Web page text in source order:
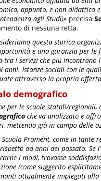
appunto, e non didattica
agli Studi)» precisa
di nessuna retta.
questa storica
e una garanzia per le
tra i servizi che più incontrano
anni. Istanze sociali con le
attraverso la propria offerta
demografico
per le scuole statali/
che va analizzato e
mettendo già in campo delle
Scuola Proment, come in tante
ad anni del passato. Se
i modi, trovasse
(come suggerito
attualmente impiegati